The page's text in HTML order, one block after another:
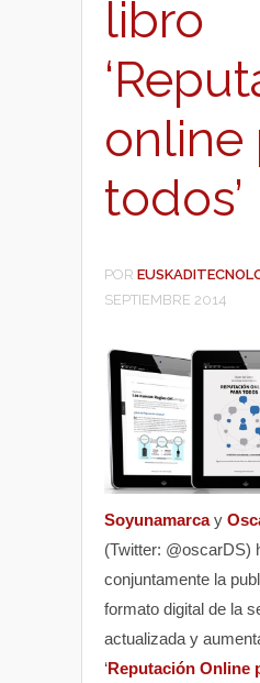
libro
online
todos’
POR
SEPTIEMBRE 2014
Soyunamarcay
(Twitter: @oscarDS)
conjuntamente la
formato digital de la
actualizada y
‘Reputación Online